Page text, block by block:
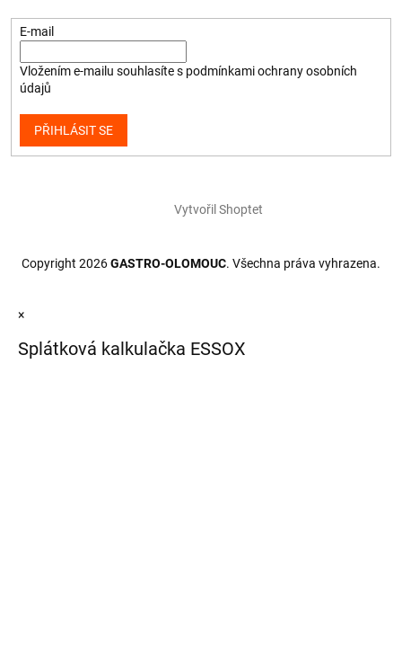
E-mail
Vložením e-mailu souhlasíte s podmínkami ochrany osobních
údajů
PŘIHLÁSIT SE
Vytvořil Shoptet
Copyright 2026GASTRO-OLOMOUC. Všechna práva vyhrazena.
×
Splátková kalkulačka ESSOX